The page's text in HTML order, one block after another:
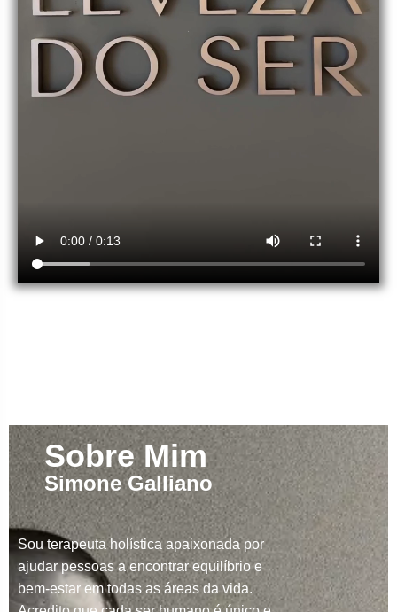
Sobre Mim
Simone Galliano
Sou terapeuta holística apaixonada por
ajudar pessoas a encontrar equilíbrio e
bem-estar em todas as áreas da vida.